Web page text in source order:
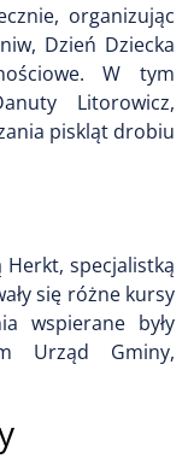
organizując
Dzień Dziecka
W tym
Litorowicz,
piskląt drobiu
Herkt, specjalistką
się różne kursy
wspierane były
Urząd Gminy,